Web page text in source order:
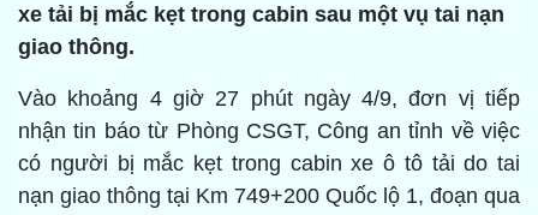
xe tải bị mắc kẹt trong cabin sau một vụ tai nạn
giao thông.
Vào khoảng 4 giờ 27 phút ngày 4/9, đơn vị tiếp
nhận tin báo từ Phòng CSGT, Công an tỉnh về việc
có người bị mắc kẹt trong cabin xe ô tô tải do tai
nạn giao thông tại Km 749+200 Quốc lộ 1, đoạn qua